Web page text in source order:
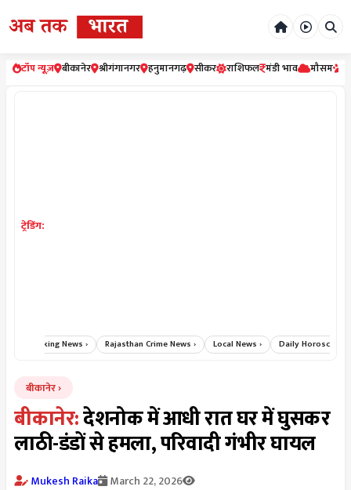
टॉप न्यूज़ बीकानेर श्रीगंगानगर हनुमानगढ़ सीकर राशिफल मंडी भाव मौसम
ट्रेडिंग:
Breaking News › Rajasthan Crime News › Local News › Daily Horoscope
बीकानेर
बीकानेर:देशनोक में आधी रात घर में घुसकर
लाठी-डंडों से हमला, परिवादी गंभीर घायल
Mukesh Raika March 22, 2026